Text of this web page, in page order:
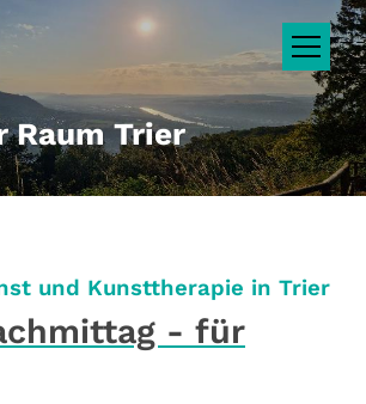
Raum Trier
und Kunsttherapie in Trier:
- für